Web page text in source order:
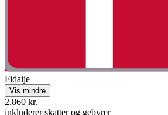
Fidaije
Vis mindre
2.860 kr.
inkluderer skatter og gebyrer